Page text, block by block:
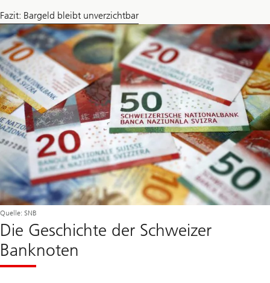
Fazit: Bargeld bleibt unverzichtbar
Quelle: SNB
Die Geschichte der Schweizer
Banknoten